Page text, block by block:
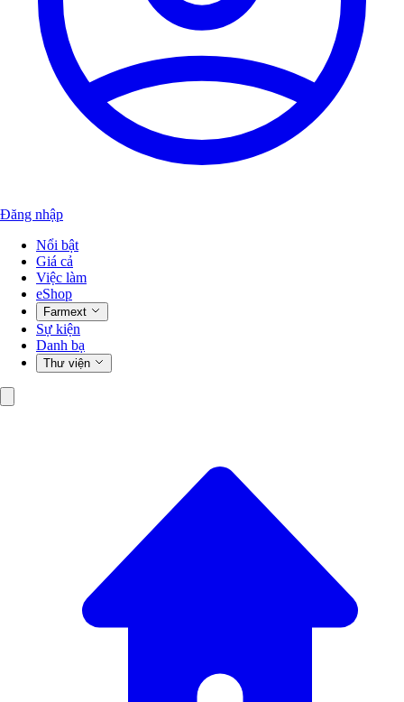
Đăng nhập
Nổi bật
Giá cả
Việc làm
eShop
Farmext
Sự kiện
Danh bạ
Thư viện